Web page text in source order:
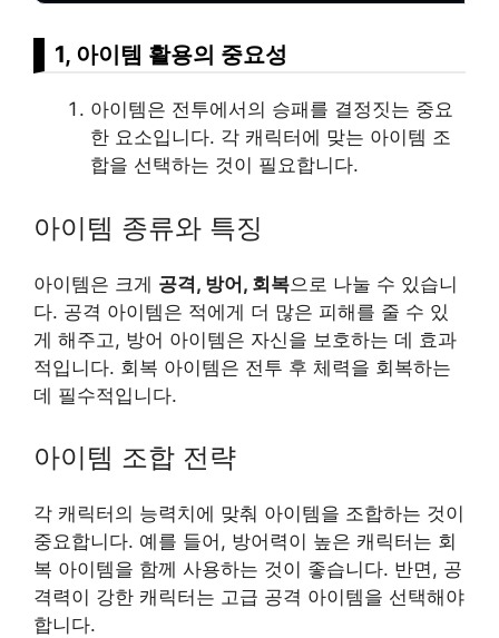
1, 아이템 활용의 중요성
아이템은 전투에서의 승패를 결정짓는 중요
한 요소입니다. 각 캐릭터에 맞는 아이템 조
합을 선택하는 것이 필요합니다.
아이템 종류와 특징
아이템은 크게 공격, 방어, 회복으로 나눌 수 있습니
다. 공격 아이템은 적에게 더 많은 피해를 줄 수 있
게 해주고, 방어 아이템은 자신을 보호하는 데 효과
적입니다. 회복 아이템은 전투 후 체력을 회복하는
데 필수적입니다.
아이템 조합 전략
각 캐릭터의 능력치에 맞춰 아이템을 조합하는 것이
중요합니다. 예를 들어, 방어력이 높은 캐릭터는 회
복 아이템을 함께 사용하는 것이 좋습니다. 반면, 공
격력이 강한 캐릭터는 고급 공격 아이템을 선택해야
합니다.